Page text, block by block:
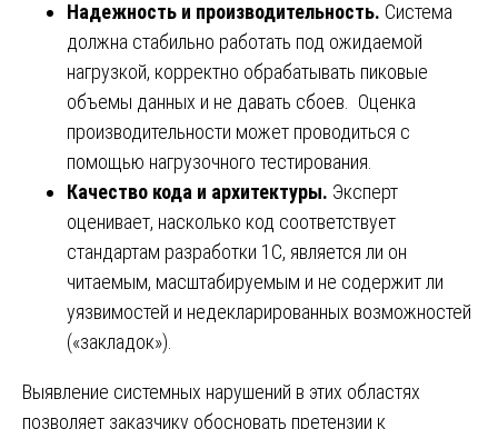
Надежность и производительность. Система
должна стабильно работать под ожидаемой
нагрузкой, корректно обрабатывать пиковые
объемы данных и не давать сбоев. Оценка
производительности может проводиться с
помощью нагрузочного тестирования.
Качество кода и архитектуры. Эксперт
оценивает, насколько код соответствует
стандартам разработки 1С, является ли он
читаемым, масштабируемым и не содержит ли
уязвимостей и недекларированных возможностей
(«закладок»).
Выявление системных нарушений в этих областях
позволяет заказчику обосновать претензии к